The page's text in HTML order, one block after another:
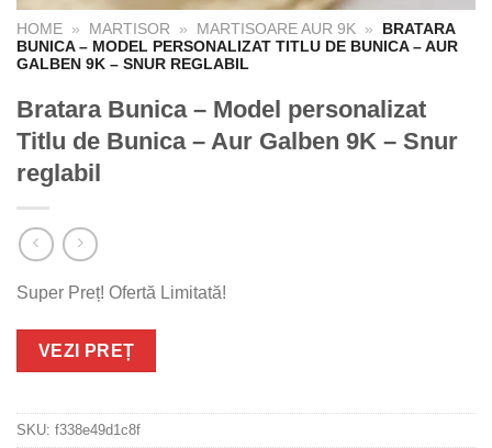
HOME » MARTISOR » MARTISOARE AUR 9K »
BRATARA
BUNICA – MODEL PERSONALIZAT TITLU DE BUNICA – AUR
GALBEN 9K – SNUR REGLABIL
Bratara Bunica – Model personalizat
Titlu de Bunica – Aur Galben 9K – Snur
reglabil
Super Preț! Ofertă Limitată!
VEZI PREȚ
SKU: f338e49d1c8f